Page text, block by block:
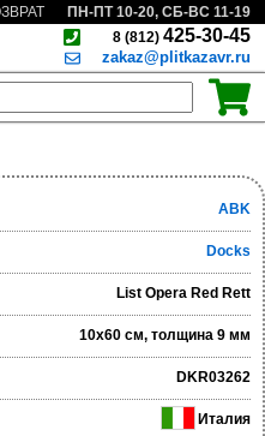
ПН-ПТ 10-20, СБ-ВС 11-19
8 (812) 425-30-45
zakaz@plitkazavr.ru
ABK
Docks
List Opera Red Rett
10x60 см, толщина 9 мм
DKR03262
Италия